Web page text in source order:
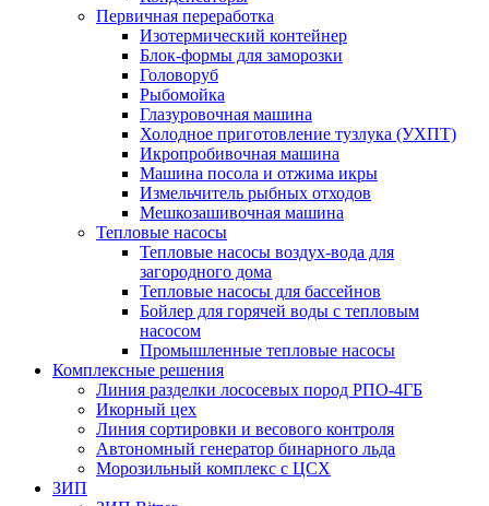
Первичная переработка
Изотермический контейнер
Блок-формы для заморозки
Головоруб
Рыбомойка
Глазуровочная машина
Холодное приготовление тузлука (УХПТ)
Икропробивочная машина
Машина посола и отжима икры
Измельчитель рыбных отходов
Мешкозашивочная машина
Тепловые насосы
Тепловые насосы воздух-вода для
загородного дома
Тепловые насосы для бассейнов
Бойлер для горячей воды с тепловым
насосом
Промышленные тепловые насосы
Комплексные решения
Линия разделки лососевых пород РПО-4ГБ
Икорный цех
Линия сортировки и весового контроля
Автономный генератор бинарного льда
Морозильный комплекс с ЦСХ
ЗИП